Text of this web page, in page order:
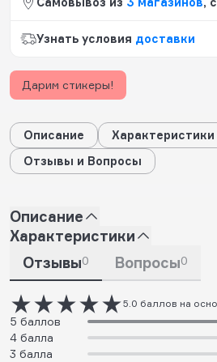
Узнать условия доставки
Дарим стикеры!
Описание
Характеристики
Отзывы и Вопросы
Описание
Характеристики
Отзывы0 Вопросы0
5.0 баллов на
5 баллов
4 балла
3 балла